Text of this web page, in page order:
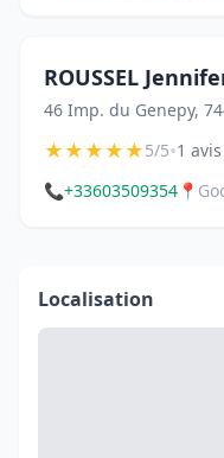
ROUSSEL
46 Imp. du Genepy,
★★★★★5/5•1 avis
📞+33603509354 📍
Localisation